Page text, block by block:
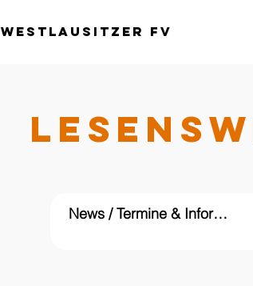
Westlausitzer FV